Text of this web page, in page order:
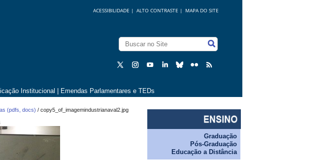
MAPA DO SITE
ALTO CONTRASTE |
ACESSIBILIDADE |
Institucional Emendas Parlamentares e TEDs
(pdfs, docs) /copy5_of_imagemindustrianaval2.jpg
Graduação
Pós-Graduação
Educação a Distância